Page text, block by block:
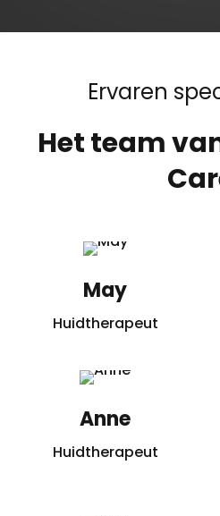
Ervaren
Het team
May
Huidtherapeut
Anne
Huidtherapeut